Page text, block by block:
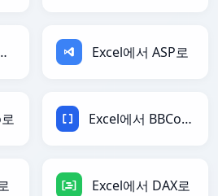
로 Excel에서 ASP로
Excel에서 BBCode로
Excel에서 DAX로